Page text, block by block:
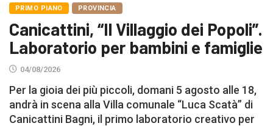
PRIMO PIANO PROVINCIA
Canicattini, “Il Villaggio dei Popoli”.
Laboratorio per bambini e famiglie
04/08/2026
Per la gioia dei più piccoli, domani 5 agosto alle 18,
andrà in scena alla Villa comunale “Luca Scatà” di
Canicattini Bagni, il primo laboratorio creativo per